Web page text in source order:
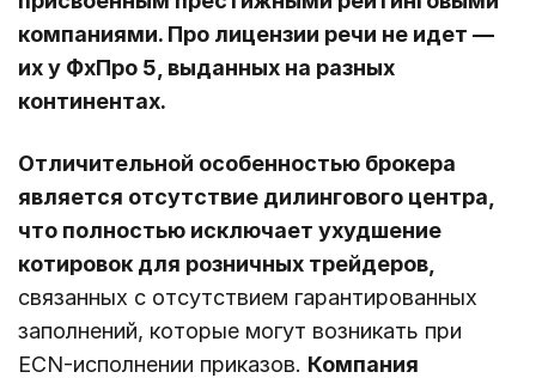
компаниями. Про лицензии речи не идет —
их у ФхПро 5, выданных на разных
континентах.
Отличительной особенностью брокера
является отсутствие дилингового центра,
что полностью исключает ухудшение
котировок для розничных трейдеров,
связанных с отсутствием гарантированных
заполнений, которые могут возникать при
ECN-исполнении приказов. Компания